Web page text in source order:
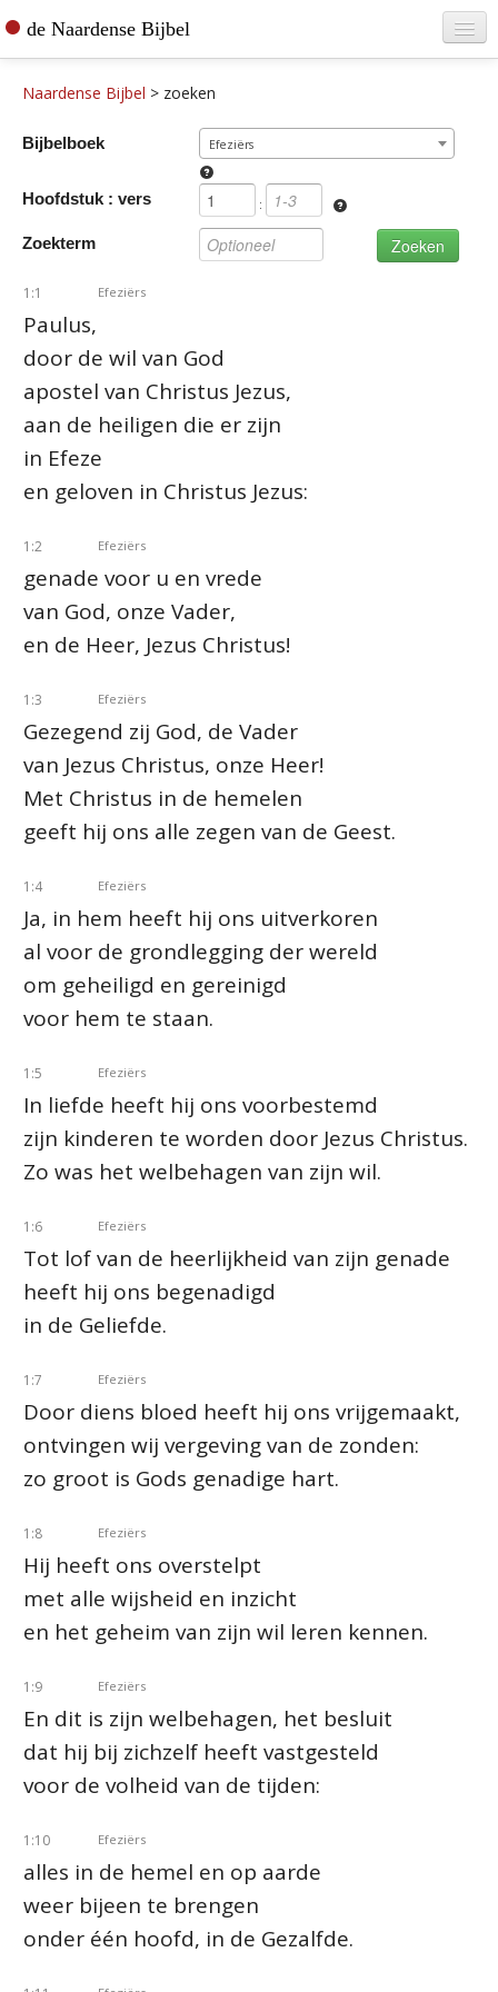
de Naardense Bijbel
De vertaler
Contact
Naardense Bijbel > zoeken
Bijbelboek Efeziërs
Hoofdstuk : vers :
Zoekterm
1:1 Efeziërs
Paulus,
door de wil van God
apostel van Christus Jezus,
aan de heiligen die er zijn
in Efeze
en geloven in Christus Jezus:
1:2 Efeziërs
genade voor u en vrede
van God, onze Vader,
en de Heer, Jezus Christus!
1:3 Efeziërs
Gezegend zij God, de Vader
van Jezus Christus, onze Heer!
Met Christus in de hemelen
geeft hij ons alle zegen van de Geest.
1:4 Efeziërs
Ja, in hem heeft hij ons uitverkoren
al voor de grondlegging der wereld
om geheiligd en gereinigd
voor hem te staan.
1:5 Efeziërs
In liefde heeft hij ons voorbestemd
zijn kinderen te worden door Jezus Christus.
Zo was het welbehagen van zijn wil.
1:6 Efeziërs
Tot lof van de heerlijkheid van zijn genade
heeft hij ons begenadigd
in de Geliefde.
1:7 Efeziërs
Door diens bloed heeft hij ons vrijgemaakt,
ontvingen wij vergeving van de zonden:
zo groot is Gods genadige hart.
1:8 Efeziërs
Hij heeft ons overstelpt
met alle wijsheid en inzicht
en het geheim van zijn wil leren kennen.
1:9 Efeziërs
En dit is zijn welbehagen, het besluit
dat hij bij zichzelf heeft vastgesteld
voor de volheid van de tijden:
1:10 Efeziërs
alles in de hemel en op aarde
weer bijeen te brengen
onder één hoofd, in de Gezalfde.